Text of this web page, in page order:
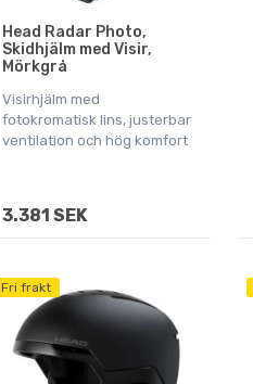
Head Radar Photo,
Skidhjälm med Visir,
Mörkgrå
Visirhjälm med
fotokromatisk lins, justerbar
ventilation och hög komfort
3.381 SEK
Fri frakt